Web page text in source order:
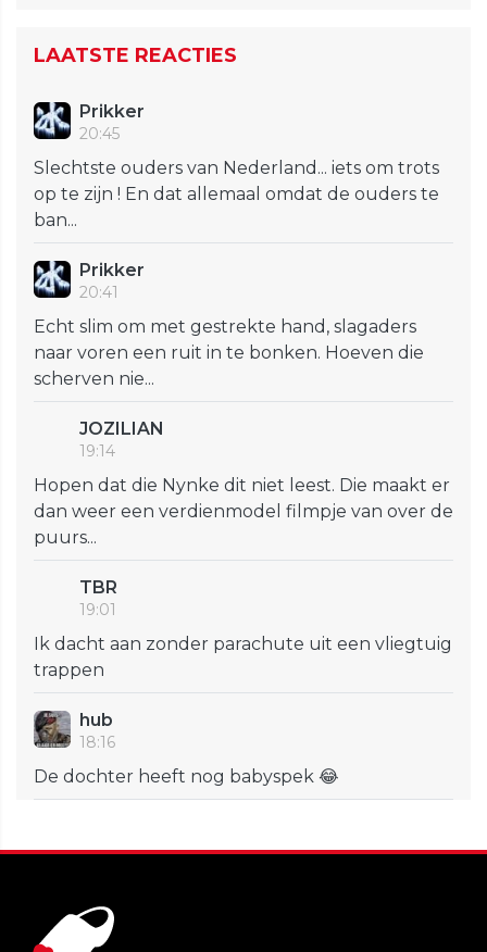
LAATSTE REACTIES
Prikker
20:45
Slechtste ouders van Nederland... iets om trots
op te zijn ! En dat allemaal omdat de ouders te
ban...
Prikker
20:41
Echt slim om met gestrekte hand, slagaders
naar voren een ruit in te bonken. Hoeven die
scherven nie...
JOZILIAN
19:14
Hopen dat die Nynke dit niet leest. Die maakt er
dan weer een verdienmodel filmpje van over de
puurs...
TBR
19:01
Ik dacht aan zonder parachute uit een vliegtuig
trappen
hub
18:16
De dochter heeft nog babyspek 😂